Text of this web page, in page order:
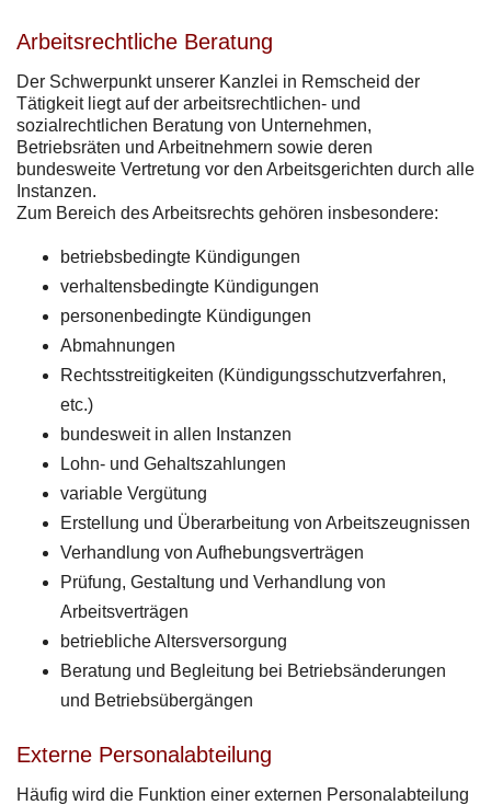
Arbeitsrechtliche Beratung
Der Schwerpunkt unserer Kanzlei in Remscheid der
Tätigkeit liegt auf der arbeitsrechtlichen- und
sozialrechtlichen Beratung von Unternehmen,
Betriebsräten und Arbeitnehmern sowie deren
bundesweite Vertretung vor den Arbeitsgerichten durch alle
Instanzen.
Zum Bereich des Arbeitsrechts gehören insbesondere:
betriebsbedingte Kündigungen
verhaltensbedingte Kündigungen
personenbedingte Kündigungen
Abmahnungen
Rechtsstreitigkeiten (Kündigungsschutzverfahren,
etc.)
bundesweit in allen Instanzen
Lohn- und Gehaltszahlungen
variable Vergütung
Erstellung und Überarbeitung von Arbeitszeugnissen
Verhandlung von Aufhebungsverträgen
Prüfung, Gestaltung und Verhandlung von
Arbeitsverträgen
betriebliche Altersversorgung
Beratung und Begleitung bei Betriebsänderungen
und Betriebsübergängen
Externe Personalabteilung
Häufig wird die Funktion einer externen Personalabteilung